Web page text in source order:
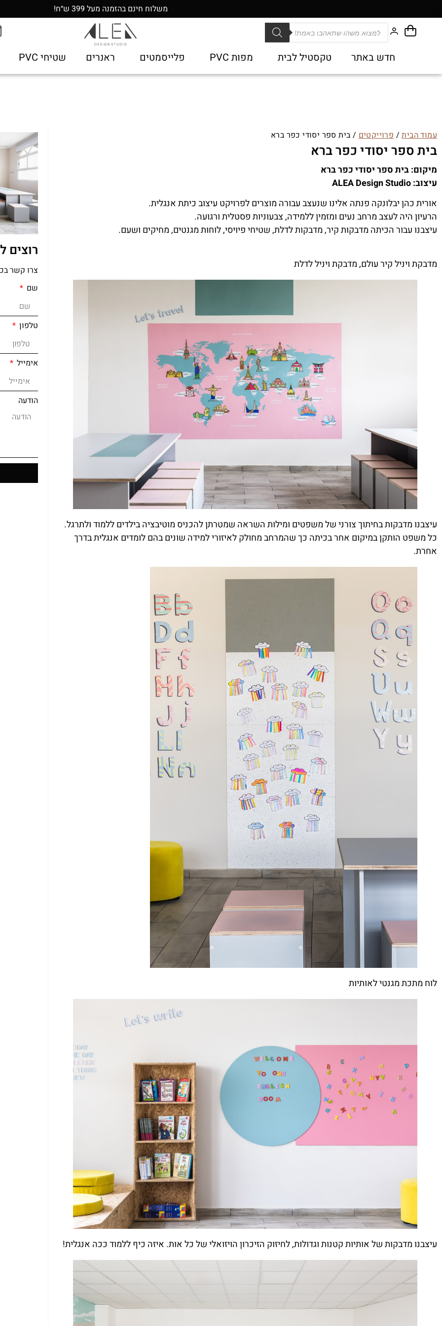
משלוח חינם בהזמנה מעל 399 ש״ח!
חדש באתר
טקסטיל לבית מפות PVC פלייסמטים ראנרים שטיחי PVC
עמוד הבית/פרוייקטים/ בית ספר יסודי כפר ברא
בית ספר יסודי כפר ברא
מיקום: בית ספר יסודי כפר ברא
עיצוב: ALEA Design Studio
אורית כהן יבלונקה פנתה אלינו שנעצב עבורה מוצרים לפרויקט עיצוב כיתת אנגלית.
הרעיון היה לעצב מרחב נעים ומזמין ללמידה, צבעוניות פסטלית ורגועה.
עיצבנו עבור הכיתה מדבקות קיר, מדבקות לדלת, שטיחי פיויסי, לוחות מגנטים, מחיקים ושעם.
מדבקת ויניל קיר עולם, מדבקת ויניל לדלת
עיצבנו מדבקות בחיתוך צורני של משפטים ומילות השראה שמטרתן להכניס מוטיבציה בילדים ללמוד ולתרגל.
כל משפט הותקן במיקום אחר בכיתה כך שהמרחב מחולק לאיזורי למידה שונים בהם לומדים אנגלית בדרך
אחרת.
לוח מתכת מגנטי לאותיות
עיצבנו מדבקות של אותיות קטנות וגדולות, לחיזוק הזיכרון הויזואלי של כל אות. איזה כיף ללמוד ככה אנגלית!
רוצים
צרו קשר
שם
טלפון
אימייל
הודעה